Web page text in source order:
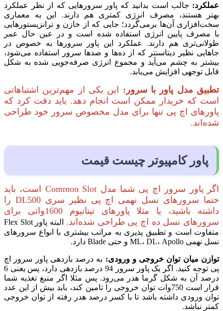
عملکرد: جالب است بدانید که پاور سرورهایی که از نظر عملکرد
بهتر هستند، مصرف انرژی کمتری هم دارند. این به معماری
سخت‌افزاری آن‌ها برمی‌گردد؛ جایی که از خازن و ترانزیستورهایی
با مصرف پایین انرژی استفاده شده است و در عین حال عمر
طولانی‌تری هم دارند. عملکرد این پاور سرورها به خصوص در
جاهایی نظیر دیتاسنتر که از ده‌ها و صدها سرور استفاده می‌شود،
بیشتر به چشم می‌آید و مجموع انرژی صرفه‌جویی شده به شکل
قابل توجهی افزایش می‌یابد.
تطبیق مدل پاور با سرور: این یکی از مهم‌ترین اشتباهاتی
است که خریدار ممکن است انجام دهد. باید دقت کرد که
پاورهای اچ پی تنها برای مدل مخصوص سرور خود طراحی
شده‌اند.
پاورکامپیوتر چیست قیمت
اگر پاور سرور اچ پی شما مدل Common Slot است، باید
حتما سرورهای نسل نهمی اچ پی نظیر سری DL500 را
داشته باشید، یا مثلا پاورهای تیتانیوم 1600واتی برای
سرورهای نسل ده اچ پی طراحی شده‌اند.
البته پاور Flex Slot
متفاوت است و تطبیق پذیری به مراتب بیشتری با انواع سرورهای
نسل نهمی ML، DL، Apollo و حتی Blade دارد.
توازن میان توان خروجی و ورودی: به درصد بازدهی پاور سرور اچ
پی توجه کنید. اگر یک پاور سرور 94 درصد بازدهی دارد، پس یعنی 6
درصد آن به شکل گرما هدر می‌رود. پس مثلا اگر منبع تغذیه شما
قرار است 750وات توان خروجی را تامین کند، باید بیش از این عدد
توان ورودی داشته باشد تا با کسر درصد هدر رفته از توان خروجی
کمتر نباشد.